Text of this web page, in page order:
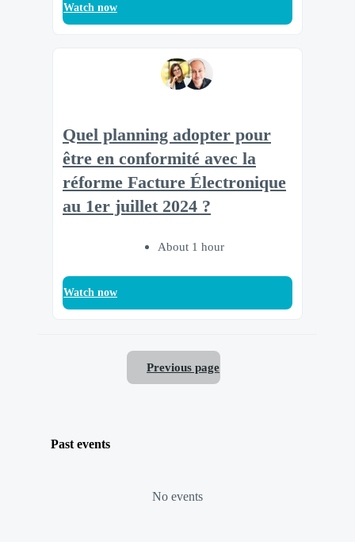
Watch now
Quel planning adopter pour
être en conformité avec la
réforme Facture Électronique
au 1er juillet 2024 ?
About 1 hour
Watch now
Previous page
Past events
No events